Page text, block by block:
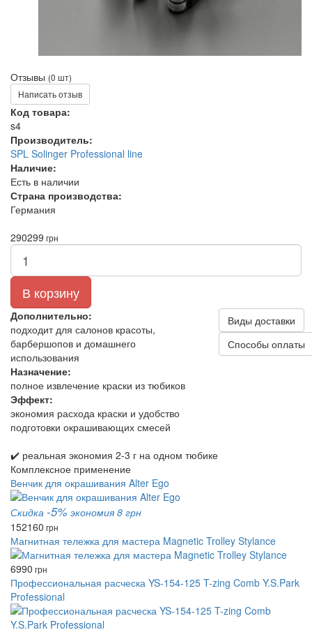
Отзывы (0 шт)
Написать отзыв
Код товара:
s4
Производитель:
SPL Solinger Professional line
Наличие:
Есть в наличии
Страна производства:
Германия
290299 грн
В корзину
Дополнительно:
подходит для салонов красоты,
барбершопов и домашнего
использования
Назначение:
полное извлечение краски из тюбиков
Эффект:
экономия расхода краски и удобство
подготовки окрашивающих смесей
Виды доставки
Способы оплаты
✔️ реальная экономия 2-3 г на одном тюбике
Комплексное применение
Венчик для окрашивания Alter Ego
Скидка -5% экономия 8 грн
152160 грн
Магнитная тележка для мастера Magnetic Trolley Stylance
6990 грн
Профессиональная расческа YS-154-125 T-zing Comb Y.S.Park
Professional